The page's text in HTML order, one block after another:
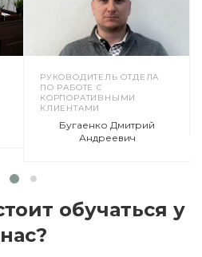
РУКОВОДИТЕЛЬ ОТДЕЛА
ПО РАБОТЕ С
КОРПОРАТИВНЫМИ
КЛИЕНТАМИ
Бугаенко Дмитрий
Андреевич
обучаться у
нас?